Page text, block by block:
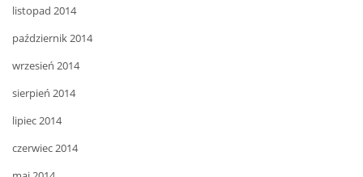
listopad 2014
październik 2014
wrzesień 2014
sierpień 2014
lipiec 2014
czerwiec 2014